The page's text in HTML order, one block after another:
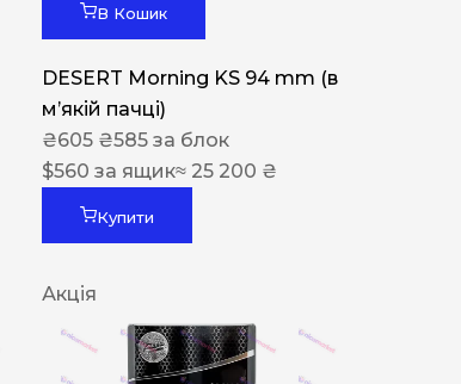
В Кошик
DESERT Morning KS 94 mm (в
мʼякій пачці)
₴605 ₴585 за блок
$560 за ящик≈ 25 200 ₴
Купити
Акція